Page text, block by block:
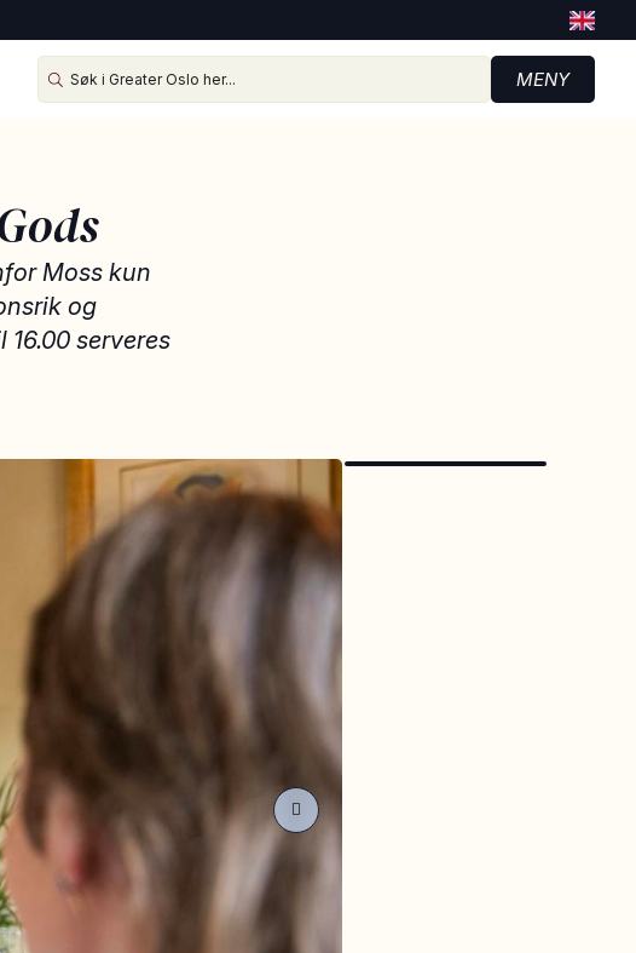
MENY
Moss kun
og
serveres